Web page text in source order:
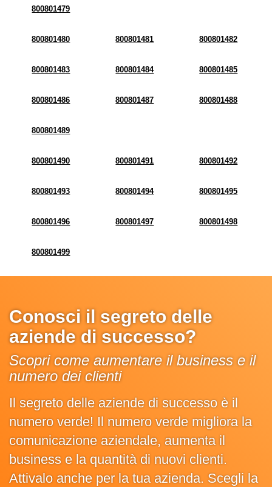
800801479
800801480 800801481 800801482
800801483 800801484 800801485
800801486 800801487 800801488
800801489
800801490 800801491 800801492
800801493 800801494 800801495
800801496 800801497 800801498
800801499
Conosci il segreto delle
aziende di successo?
Scopri come aumentare il business e il
numero dei clienti
Il segreto delle aziende di successo è il
numero verde! Il numero verde migliora la
comunicazione aziendale, aumenta il
business e la quantità di nuovi clienti.
Attivalo anche per la tua azienda. Scegli la